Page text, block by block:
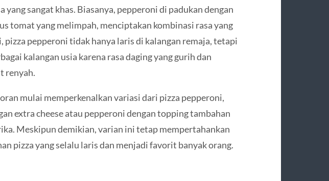
yang sangat khas. Biasanya, pepperoni di padukan dengan
tomat yang melimpah, menciptakan kombinasi rasa yang
pizza pepperoni tidak hanya laris di kalangan remaja, tetapi
kalangan usia karena rasa daging yang gurih dan
renyah.
mulai memperkenalkan variasi dari pizza pepperoni,
extra cheese atau pepperoni dengan topping tambahan
Meskipun demikian, varian ini tetap mempertahankan
pizza yang selalu laris dan menjadi favorit banyak orang.